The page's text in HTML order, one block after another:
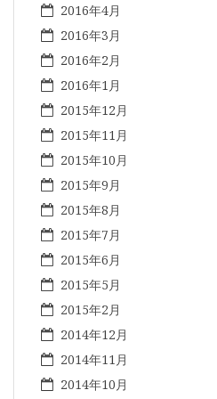
2016年4月
2016年3月
2016年2月
2016年1月
2015年12月
2015年11月
2015年10月
2015年9月
2015年8月
2015年7月
2015年6月
2015年5月
2015年2月
2014年12月
2014年11月
2014年10月